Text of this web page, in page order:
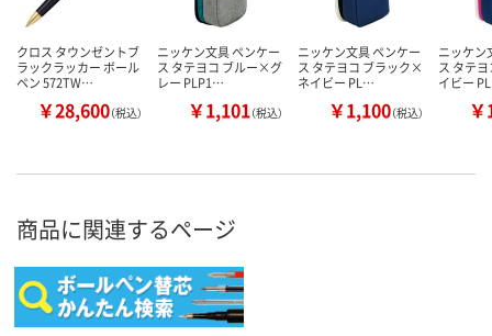
クロス タウンゼントブ
ラックラッカー ボール
ペン 572TW…
￥28,600（税込）
ニッケン文具 ペンケー
ス タテヨコ ブルー×グ
レー PLP1…
￥1,101（税込）
ニッケン文具 ペンケー
ス タテヨコ ブラック×
ネイビー PL…
￥1,100（税込）
ニッケン
ス タテ
イビー
商品に関連するページ